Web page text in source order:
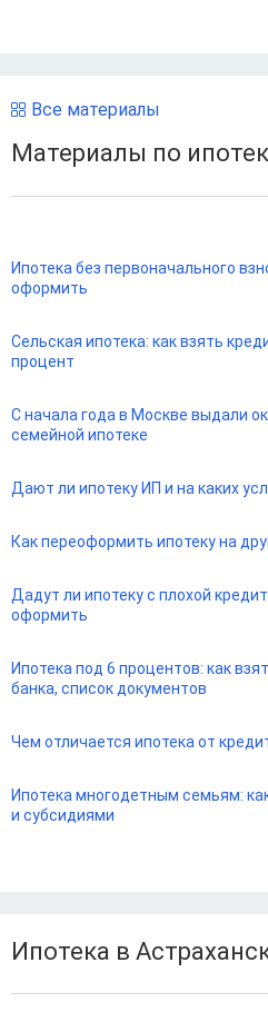
Все материалы
Материалы по
Ипотека без первоначального
оформить
Сельская ипотека: как взять
процент
С начала года в Москве выдали
семейной ипотеке
Дают ли ипотеку ИП и на каких
Как переоформить ипотеку на
Дадут ли ипотеку с плохой
оформить
Ипотека под 6 процентов: как
банка, список документов
Чем отличается ипотека от
Ипотека многодетным семьям:
и субсидиями
Ипотека в